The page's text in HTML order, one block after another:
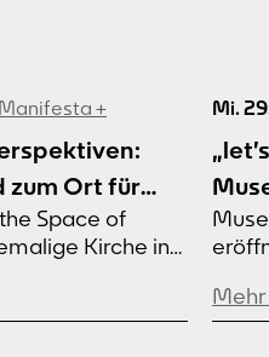
Manifesta +
zum Ort für
Space of
Kirche in
der
Mi.